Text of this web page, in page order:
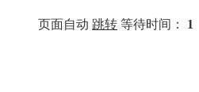
页面自动 跳转 等待时间： 1